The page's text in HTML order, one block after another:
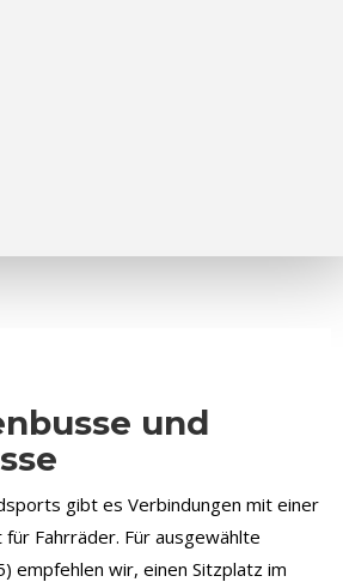
und
gibt es Verbindungen mit einer
Fahrräder. Für ausgewählte
empfehlen wir, einen Sitzplatz im